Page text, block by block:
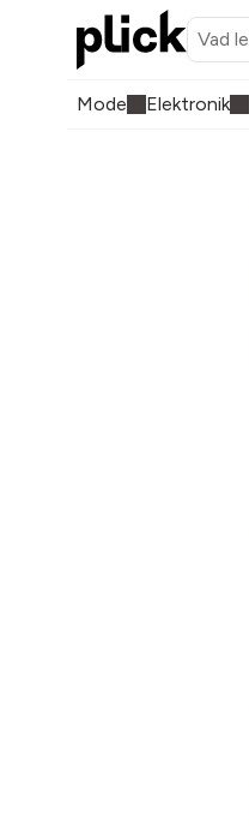
Mode Elektronik